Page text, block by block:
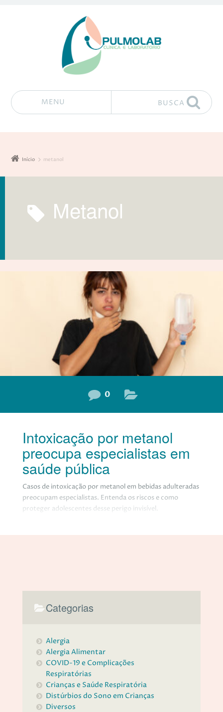
MENU BUSCA
Início metanol
metanol
0
Intoxicação por metanol
preocupa especialistas em
saúde pública
Casos de intoxicação por metanol em bebidas adulteradas
preocupam especialistas. Entenda os riscos e como
proteger adolescentes desse perigo invisível.
Categorias
Alergia
Alergia Alimentar
COVID-19 e Complicações
Respiratórias
Crianças e Saúde Respiratória
Distúrbios do Sono em Crianças
Diversos